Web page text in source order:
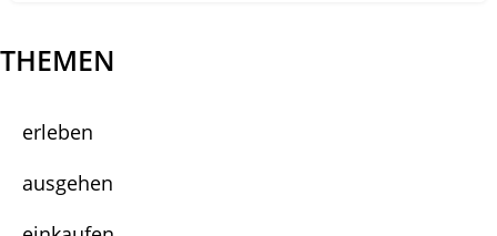
THEMEN
erleben
ausgehen